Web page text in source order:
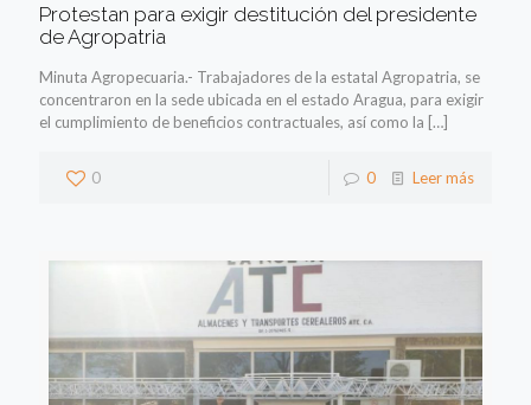
Protestan para exigir destitución del presidente
de Agropatria
Minuta Agropecuaria.- Trabajadores de la estatal Agropatria, se
concentraron en la sede ubicada en el estado Aragua, para exigir
el cumplimiento de beneficios contractuales, así como la […]
0 0 Leer más